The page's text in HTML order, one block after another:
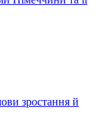
зростання й